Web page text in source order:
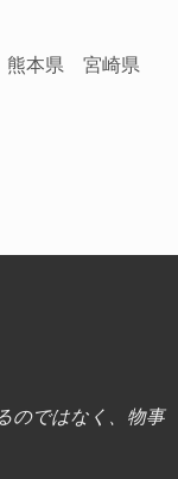
本県 宮崎県
のではなく、物事